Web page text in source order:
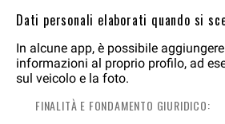
Dati personali elaborati quando si
In alcune app, è possibile
informazioni al proprio profilo, ad
sul veicolo e la foto.
FINALITÀ E FONDAMENTO GIURIDICO: